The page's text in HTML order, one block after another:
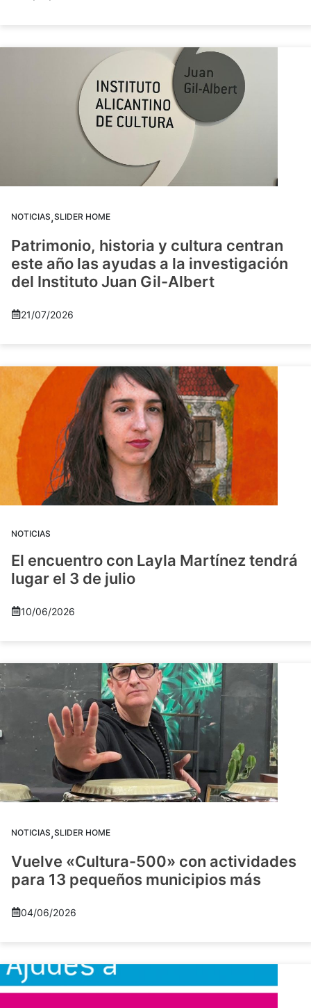
NOTICIAS,SLIDER HOME
Patrimonio, historia y cultura centran
este año las ayudas a la investigación
del Instituto Juan Gil-Albert
21/07/2026
NOTICIAS
El encuentro con Layla Martínez tendrá
lugar el 3 de julio
10/06/2026
NOTICIAS,SLIDER HOME
Vuelve «Cultura-500» con actividades
para 13 pequeños municipios más
04/06/2026